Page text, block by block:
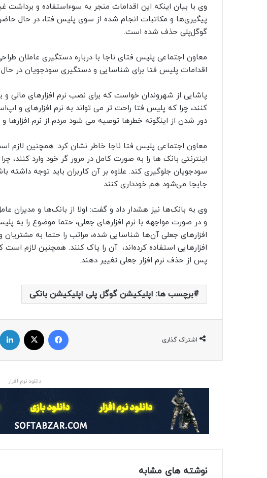
وی با بیان اینکه این اقدامات منجر به سوءاستفاده و برداشت
پیگیری‌ها و مکاتبات انجام شده از سوی پلیس فتا، در حال
گوگل‌پلی حذف شده است.
معاون اجتماعی پلیس فتای ناجا با درباره دستگیری عاملان
اقدامات پلیس فتا برای شناسایی و دستگیری سودجویان در
پاشایی از شهروندان خواست که برای نصب نرم افزارهای مالی و
کنند، چرا که پلیس فتا راحت تر می تواند به نرم افزارهای و
دور شدن از اینگونه خطرها توصیه می شود مردم از نرم افزارها
معاون اجتماعی پلیس فتا ناجا خاطر نشان کرد: همچنین لازم
اینترنتی بانک ها را به صورت کامل در مرور گر خود وارد کنند،
سودجویان جلوگیری کند. علاوه بر آن کاربران باید توجه داشته
جابجا می‌شود هم خودداری کنند.
وی به بانک‌ها نیز هشدار داد و گفت:‌ اولا از بانک‌ها و مدیران
و در صورت مواجهه با نرم افزارهای جعلی، حتما موضوع را به
افزارهای جعلی آن‌ها شناسایی شده، مراتب را حتما به مشتریان
افزارهایی استفاده کرده‌اند، آن را پاک کنند. همچنین لازم است
پس از حذف نرم افزار جعلی تغییر دهند.
برچسب ها: اپلیکیشن گوگل پلی اپلیکیشن بانکی
اشتراک گذاری
ایکس
دانلود نرم افزار
نوشته های مشابه